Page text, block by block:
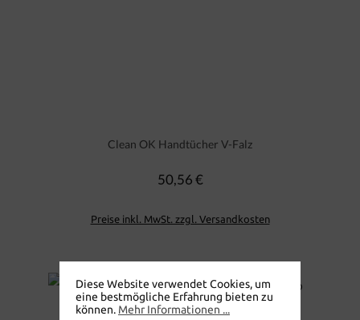
Clean OK Handtücher V-Falz
Regulärer Preis:
50,56 €
Preise inkl. MwSt. zzgl. Versandkosten
Diese Website verwendet Cookies, um
eine bestmögliche Erfahrung bieten zu
können. Mehr Informationen ...